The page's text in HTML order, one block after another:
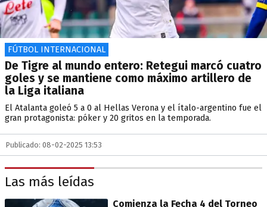
FÚTBOL INTERNACIONAL
De Tigre al mundo entero: Retegui marcó cuatro
goles y se mantiene como máximo artillero de
la Liga italiana
El Atalanta goleó 5 a 0 al Hellas Verona y el ítalo-argentino fue el
gran protagonista: póker y 20 gritos en la temporada.
Publicado: 08-02-2025 13:53
Las más leídas
Comienza la Fecha 4 del Torneo